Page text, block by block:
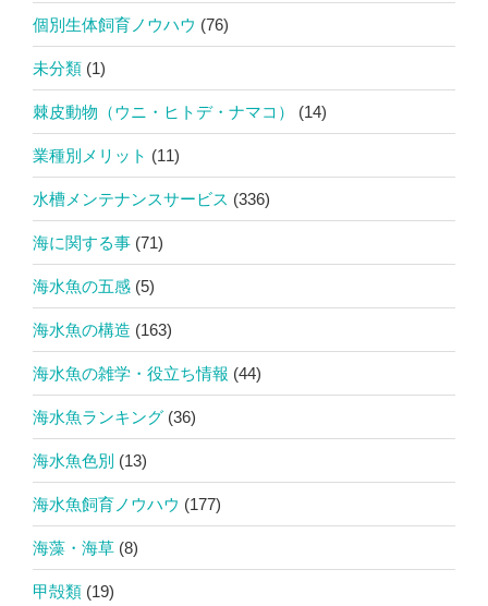
個別生体飼育ノウハウ (76)
未分類 (1)
棘皮動物（ウニ・ヒトデ・ナマコ） (14)
業種別メリット (11)
水槽メンテナンスサービス (336)
海に関する事 (71)
海水魚の五感 (5)
海水魚の構造 (163)
海水魚の雑学・役立ち情報 (44)
海水魚ランキング (36)
海水魚色別 (13)
海水魚飼育ノウハウ (177)
海藻・海草 (8)
甲殻類 (19)